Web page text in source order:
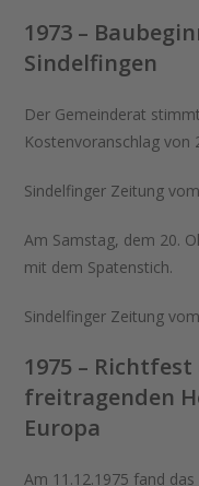
1973 –
Sindelfingen
Der Gemeinderat
Kostenvoranschlag von
Sindelfinger Zeitung
Am Samstag, dem 20.
mit dem Spatenstich.
Sindelfinger Zeitung
1975 –
freitragenden
Europa
Am 11.12.1975 fand